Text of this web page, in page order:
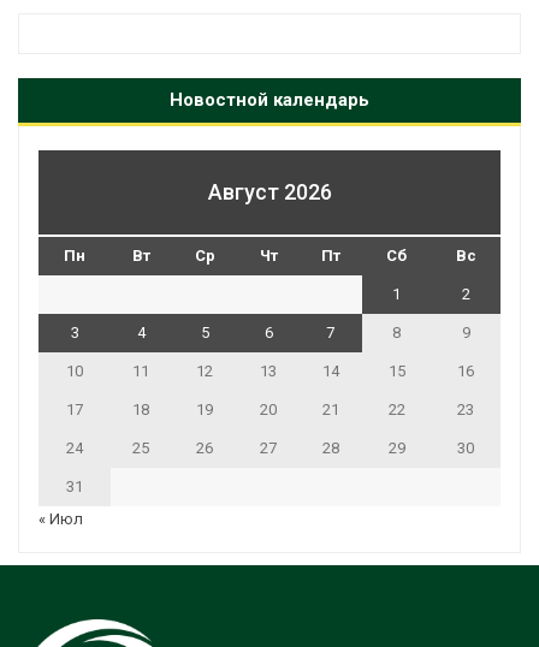
Новостной календарь
Август 2026
Пн Вт Ср Чт Пт Сб Вс
1 2
3 4 5 6 7 8 9
10 11 12 13 14 15 16
17 18 19 20 21 22 23
24 25 26 27 28 29 30
31
« Июл